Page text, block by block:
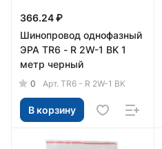
366.24 ₽
Шинопровод однофазный
ЭРА TR6 - R 2W-1 BK 1
метр черный
0 Арт. TR6 - R 2W-1 BK
В корзину